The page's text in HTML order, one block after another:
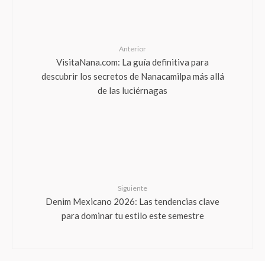
Anterior
VisitaNana.com: La guía definitiva para
descubrir los secretos de Nanacamilpa más allá
de las luciérnagas
Siguiente
Denim Mexicano 2026: Las tendencias clave
para dominar tu estilo este semestre